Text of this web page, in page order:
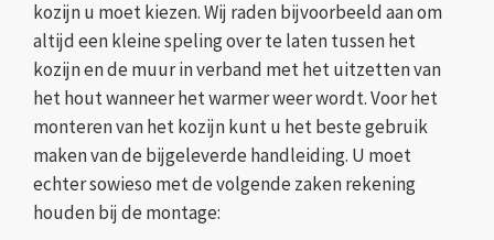
kozijn u moet kiezen. Wij raden bijvoorbeeld aan om
altijd een kleine speling over te laten tussen het
kozijn en de muur in verband met het uitzetten van
het hout wanneer het warmer weer wordt. Voor het
monteren van het kozijn kunt u het beste gebruik
maken van de bijgeleverde handleiding. U moet
echter sowieso met de volgende zaken rekening
houden bij de montage: